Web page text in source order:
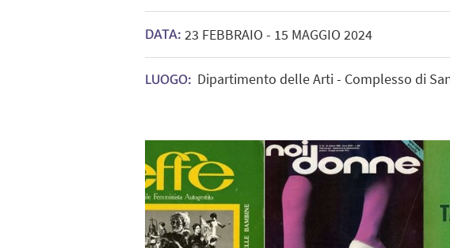
DATA: 23 FEBBRAIO - 15 MAGGIO2024
LUOGO: Dipartimento delle Arti - Complesso di